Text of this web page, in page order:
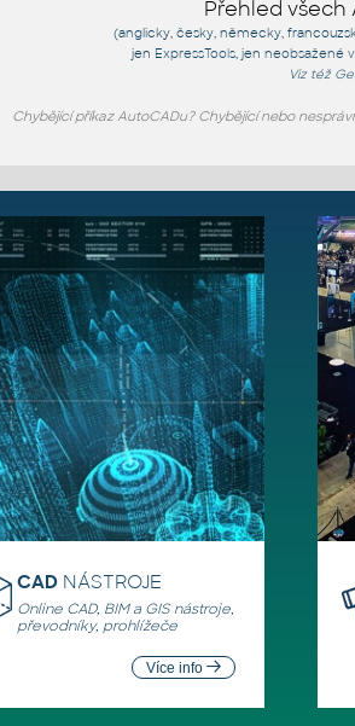
Přehled všech
(anglicky, česky, německy,
jen ExpressTools, jenneobsažené v
Viz též
Chybějící příkaz AutoCADu? Chybějící nebo
CAD NÁSTROJE
Online CAD, BIM a GIS nástroje,
převodníky, prohlížeče
Více info